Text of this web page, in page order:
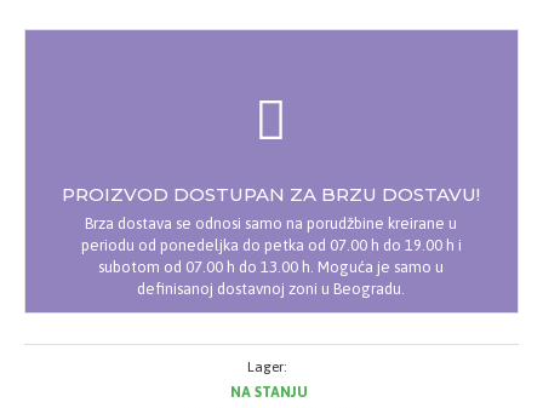
PROIZVOD DOSTUPAN ZA BRZU DOSTAVU!
Brza dostava se odnosi samo na porudžbine kreirane u
periodu od ponedeljka do petka od 07.00 h do 19.00 h i
subotom od 07.00 h do 13.00 h. Moguća je samo u
definisanoj dostavnoj zoni u Beogradu.
Lager:
NA STANJU